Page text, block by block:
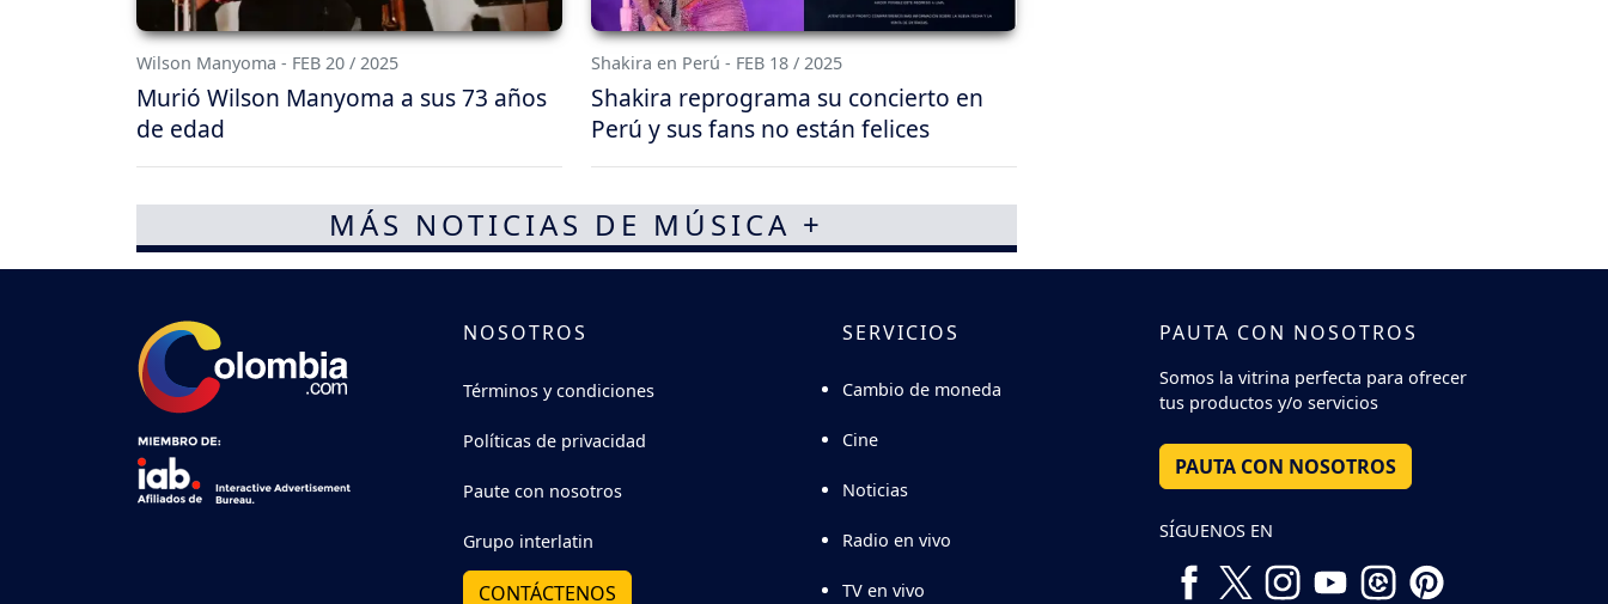
Wilson Manyoma - FEB 20 / 2025
Murió Wilson Manyoma a sus 73 años
de edad
Shakira en Perú - FEB 18 / 2025
Shakira reprograma su concierto en
Perú y sus fans no están felices
MÁS NOTICIAS DE MÚSICA +
NOSOTROS
Términos y condiciones
Políticas de privacidad
Paute con nosotros
Grupo interlatin
CONTÁCTENOS
SERVICIOS
Cambio de moneda
Cine
Noticias
Radio en vivo
TV en vivo
PAUTA CON NOSOTROS
Somos la vitrina perfecta para ofrecer
tus productos y/o servicios
PAUTA CON NOSOTROS
SÍGUENOS EN